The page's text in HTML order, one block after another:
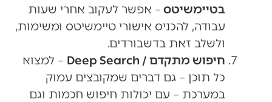
בטיימשיטס – אפשר לעקוב אחרי שעות
עבודה, להכניס אישורי טיימשיטס ומשימות,
ולשלב זאת בדשבורדים.
חיפוש מתקדם / Deep Search
– למצוא
כל תוכן – גם דברים שמקובצים עמוק
במערכת – עם יכולות חיפוש חכמות וגם